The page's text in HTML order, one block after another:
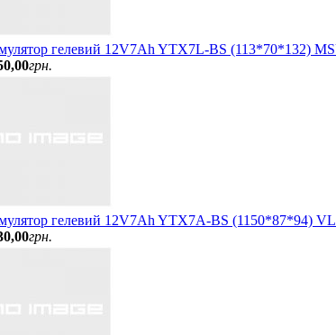
гелевий 12V7Ah YTX7L-BS (113*70*132)
,00грн.
гелевий 12V7Ah YTX7A-BS (1150*87*94)
,00грн.